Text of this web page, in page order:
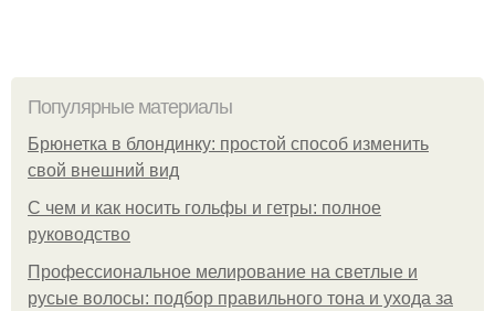
Популярные материалы
Брюнетка в блондинку: простой способ изменить
свой внешний вид
С чем и как носить гольфы и гетры: полное
руководство
Профессиональное мелирование на светлые и
русые волосы: подбор правильного тона и ухода за